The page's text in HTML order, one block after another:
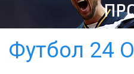
Футбол 24